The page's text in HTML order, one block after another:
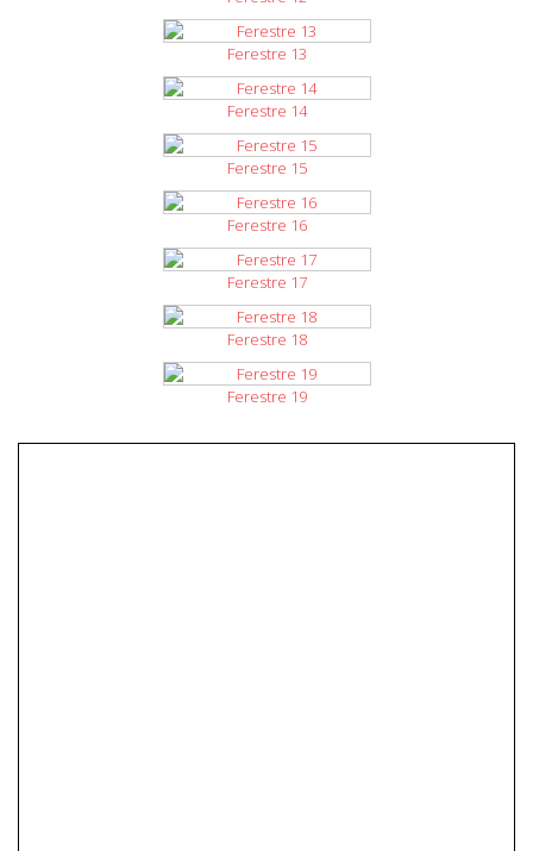
Ferestre 13
Ferestre 14
Ferestre 15
Ferestre 16
Ferestre 17
Ferestre 18
Ferestre 19